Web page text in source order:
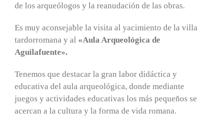
de los arqueólogos y la reanudación de las obras.
Es muy aconsejable la visita al yacimiento de la villa
tardorromana y al «Aula Arqueológica de
Aguilafuente».
Tenemos que destacar la gran labor didáctica y
educativa del aula arqueológica, donde mediante
juegos y actividades educativas los más pequeños se
acercan a la cultura y la forma de vida romana.